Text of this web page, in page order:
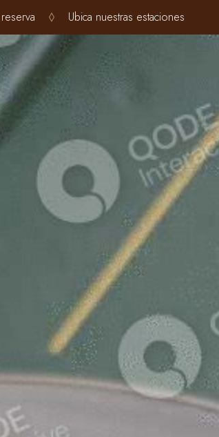
Ubica nuestras estaciones